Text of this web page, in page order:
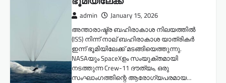
admin January 15, 2026
അന്താരാഷ്ട്ര ബഹിരാകാശ നിലയത്തിൽ
(ISS) നിന്ന് നാല് ബഹിരാകാശ യാത്രികർ
ഇന്ന് ഭൂമിയിലേക്ക് മടങ്ങിയെത്തുന്നു.
NASAയും SpaceXഉം സംയുക്തമായി
നടത്തുന്ന Crew-11 ദൗത്യം, ഒരു
സംഘാംഗത്തിന്റെ ആരോഗ്യപരമായ…